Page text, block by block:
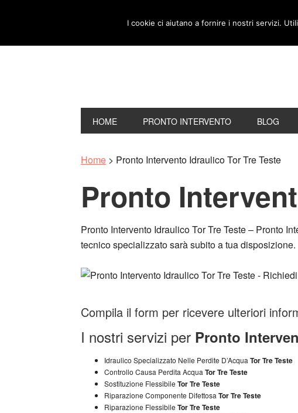
HOME PRONTO INTERVENTO BLOG
Home > Pronto Intervento Idraulico Tor Tre Teste
Pronto
Pronto Intervento Idraulico Tor Tre Teste – Pronto
tecnico specializzato sarà subito a tua disposizione.
Compila il form per ricevere ulteriori
I nostri servizi per Pronto
Idraulico Specializzato Nelle Perdite D’Acqua Tor Tre Teste
Controllo Causa Perdita Acqua Tor Tre Teste
Sostituzione Flessibile Tor Tre Teste
Riparazione Componente Difettosa Tor Tre Teste
Riparazione Flessibile Tor Tre Teste
I cookie ci aiutano a fornire i nostri servizi.